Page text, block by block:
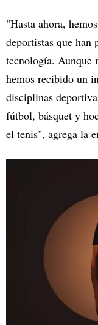
"Hasta ahora,
deportistas que han
tecnología. Aunque
hemos recibido un
disciplinas
fútbol, básquet y
el tenis", agrega la